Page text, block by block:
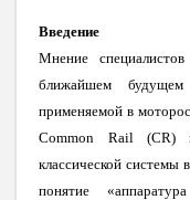
Введение
Мнение
ближайшем
применяемой в
Common
Rail (CR)
классической системы
понятие